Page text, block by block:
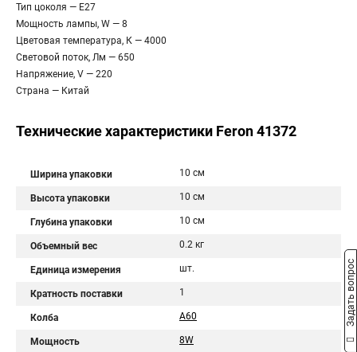
Тип цоколя — E27
Мощность лампы, W — 8
Цветовая температура, К — 4000
Световой поток, Лм — 650
Напряжение, V — 220
Страна — Китай
Технические характеристики Feron 41372
Ширина упаковки 10 см
Высота упаковки 10 см
Глубина упаковки 10 см
Объемный вес 0.2 кг
Единица измерения шт.
Кратность поставки 1
Колба A60
Мощность 8W
Задать вопрос